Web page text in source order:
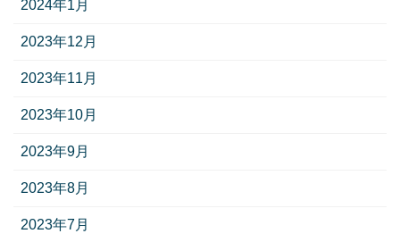
2024年1月
2023年12月
2023年11月
2023年10月
2023年9月
2023年8月
2023年7月